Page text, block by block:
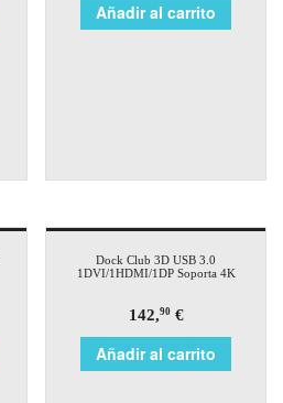
Añadir al carrito
Dock Club 3D USB 3.0
1DVI/1HDMI/1DP Soporta 4K
142,90€
Añadir al carrito